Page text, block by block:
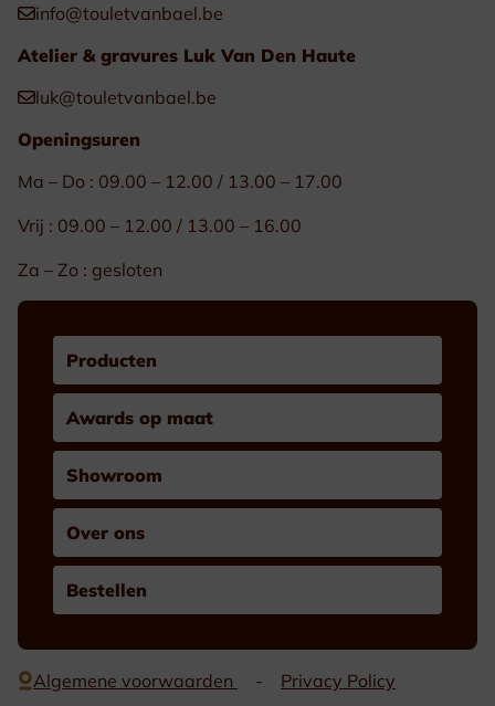
info@touletvanbael.be
Atelier & gravures Luk Van Den Haute
luk@touletvanbael.be
Openingsuren
Ma – Do : 09.00 – 12.00 / 13.00 – 17.00
Vrij : 09.00 – 12.00 / 13.00 – 16.00
Za – Zo : gesloten
Producten
Awards op maat
Showroom
Over ons
Bestellen
Algemene voorwaarden Privacy Policy